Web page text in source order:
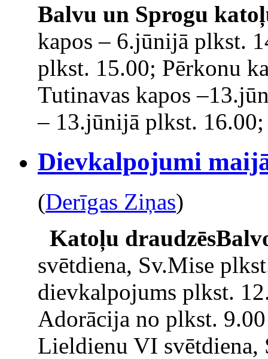
Balvu un Sprogu
kapos – 6.jūnijā plkst.
plkst. 15.00; Pērkonu
Tutinavas kapos
– 13.jūnijā plkst.
Dievkalpojumi
(Derīgas Ziņas)
Katoļu draudzēs
svētdiena, Sv.Mise
dievkalpojums plkst.
Adorācija no plkst.
Lieldienu VI svētdiena,